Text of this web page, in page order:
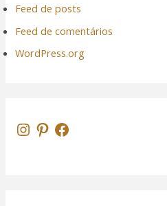
Feed de posts
Feed de comentários
WordPress.org